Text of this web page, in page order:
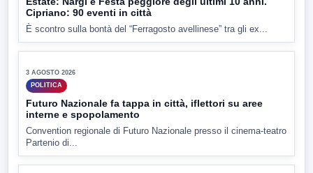
Cipriano: 90 eventi in città
È scontro sulla bontà del “Ferragosto avellinese” tra gli ex...
▶
3 AGOSTO 2026
POLITICA
Futuro Nazionale fa tappa in città, iflettori su aree
interne e spopolamento
Convention regionale di Futuro Nazionale presso il cinema-teatro
Partenio di...
▶